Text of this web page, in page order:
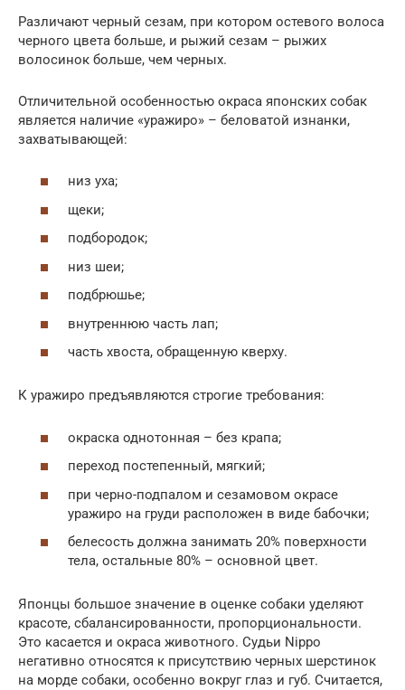
Различают черный сезам, при котором остевого волоса
черного цвета больше, и рыжий сезам – рыжих
волосинок больше, чем черных.
Отличительной особенностью окраса японских собак
является наличие «уражиро» – беловатой изнанки,
захватывающей:
низ уха;
щеки;
подбородок;
низ шеи;
подбрюшье;
внутреннюю часть лап;
часть хвоста, обращенную кверху.
К уражиро предъявляются строгие требования:
окраска однотонная – без крапа;
переход постепенный, мягкий;
при черно-подпалом и сезамовом окрасе
уражиро на груди расположен в виде бабочки;
белесость должна занимать 20% поверхности
тела, остальные 80% – основной цвет.
Японцы большое значение в оценке собаки уделяют
красоте, сбалансированности, пропорциональности.
Это касается и окраса животного. Судьи Nippo
негативно относятся к присутствию черных шерстинок
на морде собаки, особенно вокруг глаз и губ. Считается,